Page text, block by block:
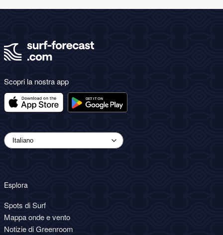
Scopri la nostra app
Esplora
Spots di Surf
Mappa onde e vento
Notizie di Greenroom